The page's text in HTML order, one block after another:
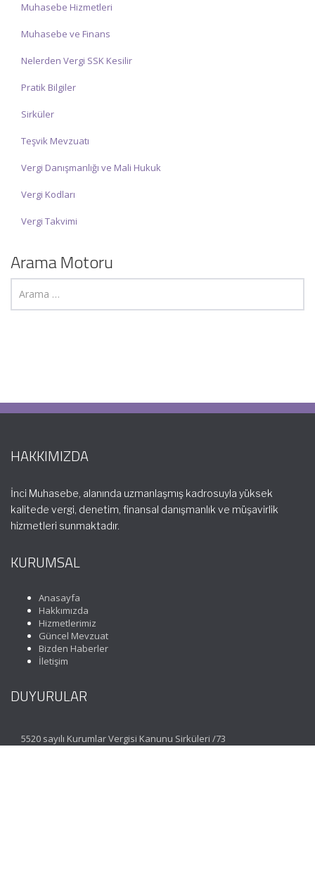
Muhasebe Hizmetleri
Muhasebe ve Finans
Nelerden Vergi SSK Kesilir
Pratik Bilgiler
Sirküler
Teşvik Mevzuatı
Vergi Danışmanlığı ve Mali Hukuk
Vergi Kodları
Vergi Takvimi
Arama Motoru
HAKKIMIZDA
İnci Muhasebe, alanında uzmanlaşmış kadrosuyla yüksek
kalitede vergi, denetim, finansal danışmanlık ve müşavirlik
hizmetleri sunmaktadır.
KURUMSAL
Anasayfa
Hakkımızda
Hizmetlerimiz
Güncel Mevzuat
Bizden Haberler
İletişim
DUYURULAR
5520 sayılı Kurumlar Vergisi Kanunu Sirküleri /73